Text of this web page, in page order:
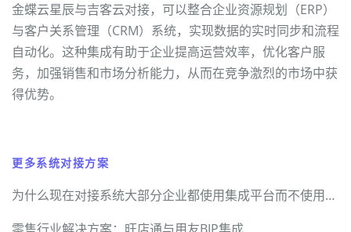
金蝶云星辰与吉客云对接，可以整合企业资源规划（ERP）
与客户关系管理（CRM）系统，实现数据的实时同步和流程
自动化。这种集成有助于企业提高运营效率，优化客户服
务，加强销售和市场分析能力，从而在竞争激烈的市场中获
得优势。
更多系统对接方案
为什么现在对接系统大部分企业都使用集成平台而不使用定制开发 —— 从轻易云看异构系统实时数据集成的技术革新